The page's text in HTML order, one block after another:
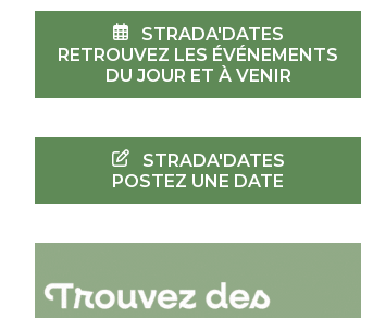
STRADA'DATES
RETROUVEZ LES ÉVÉNEMENTS
DU JOUR ET À VENIR
STRADA'DATES
POSTEZ UNE DATE